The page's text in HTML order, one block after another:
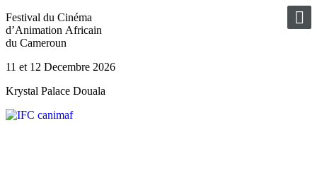
Festival du Cinéma
d’Animation Africain
du Cameroun
11 et 12 Decembre 2026
Krystal Palace Douala